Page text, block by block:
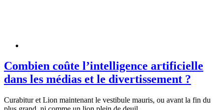
Combien coûte l’intelligence artificielle
dans les médias et le divertissement ?
Curabitur et Lion maintenant le vestibule mauris, ou avant la fin du